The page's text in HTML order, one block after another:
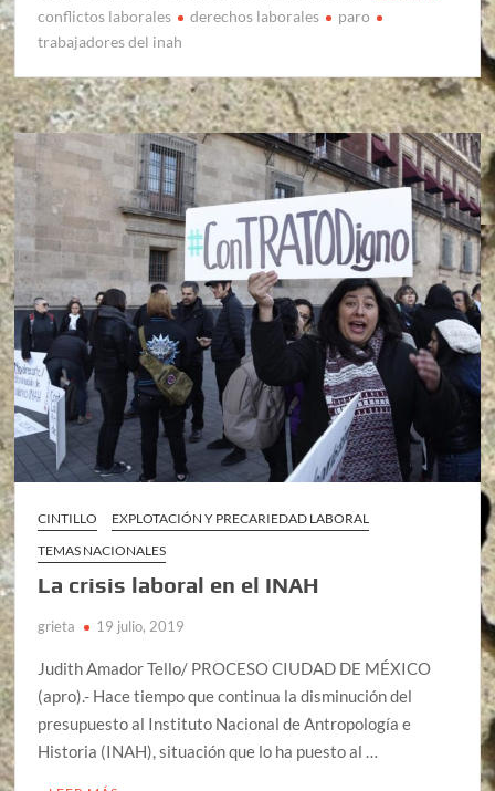
conflictos laborales derechos laborales
paro
trabajadores del inah
CINTILLO
EXPLOTACIÓN Y PRECARIEDAD LABORAL
TEMAS NACIONALES
La crisis laboral en el INAH
grieta 19 julio, 2019
Judith Amador Tello/ PROCESO CIUDAD DE MÉXICO
(apro).- Hace tiempo que continua la disminución del
presupuesto al Instituto Nacional de Antropología e
Historia (INAH), situación que lo ha puesto al …